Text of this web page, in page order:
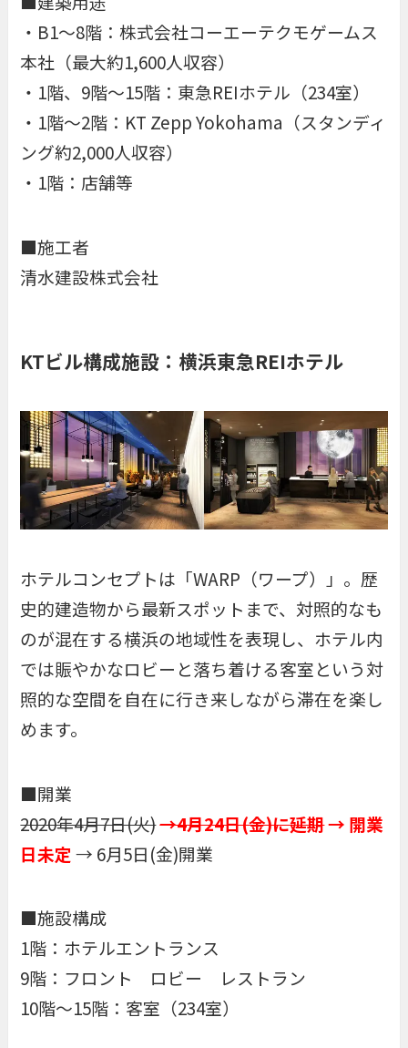
・B1～8階：株式会社コーエーテクモゲームス
本社（最大約1,600人収容）
・1階、9階～15階：東急REIホテル（234室）
・1階～2階：KT Zepp Yokohama（スタンディ
ング約2,000人収容）
・1階：店舗等
■施工者
清水建設株式会社
KTビル構成施設：横浜東急REIホテル
ホテルコンセプトは「WARP（ワープ）」。歴
史的建造物から最新スポットまで、対照的なも
のが混在する横浜の地域性を表現し、ホテル内
では賑やかなロビーと落ち着ける客室という対
照的な空間を自在に行き来しながら滞在を楽し
めます。
■開業
2020年4月7日(火)→4月24日(金)に延期→ 開業
日未定 → 6月5日(金)開業
■施設構成
1階：ホテルエントランス
9階：フロント ロビー レストラン
10階～15階：客室（234室）